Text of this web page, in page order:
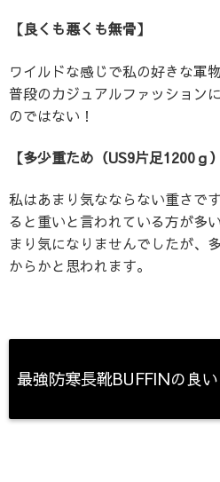
【良くも悪くも無骨】
ワイルドな感じで私の好きな軍
普段のカジュアルファッション
のではない！
【多少重ため（US9片足1200ｇ）
私はあまり気なならない重さで
ると重いと言われている方が多
まり気になりませんでしたが、
からかと思われます。
最強防寒長靴BUFFINの良